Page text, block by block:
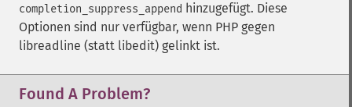
completion_suppress_append hinzugefügt. Diese
Optionen sind nur verfügbar, wenn PHP gegen
libreadline (statt libedit) gelinkt ist.
Found A Problem?